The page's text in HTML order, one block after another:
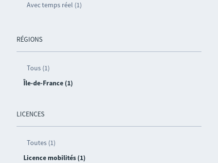
Avec temps réel (1)
RÉGIONS
Tous (1)
Île-de-France (1)
LICENCES
Toutes (1)
Licence mobilités (1)